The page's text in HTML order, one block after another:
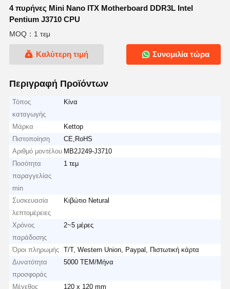
4 πυρήνες Mini Nano ITX Motherboard DDR3L Intel
Pentium J3710 CPU
MOQ：1 τεμ
Καλύτερη τιμή Συνομιλία τώρα
Περιγραφή Προϊόντων
Τόπος
καταγωγής
Κίνα
Μάρκα
Kettop
Πιστοποίηση
CE,RoHS
Αριθμό μοντέλου MB2J249-J3710
Ποσότητα
παραγγελίας
min
1 τεμ
Συσκευασία
λεπτομέρειες
Κιβώτιο Netural
Χρόνος
παράδοσης
2~5 μέρες
Όροι πληρωμής
T/T, Western Union, Paypal, Πιστωτική κάρτα
Δυνατότητα
προσφοράς
5000 ΤΕΜ/Μήνα
Μέγεθος
120 x 120 mm